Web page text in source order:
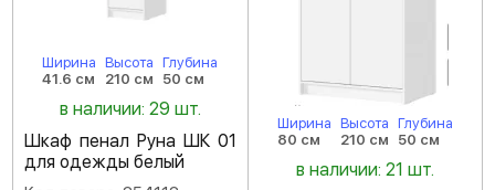
Ширина
41.6 см
Высота
210 см
Глубина
50 см
в наличии: 29 шт.
Шкаф пенал Руна ШК 01
для одежды белый
Ширина
80 см
Высота
210 см
Глубина
50 см
в наличии: 21 шт.